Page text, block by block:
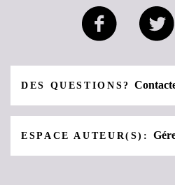
DES QUESTIONS?
ESPACE AUTEUR(S):